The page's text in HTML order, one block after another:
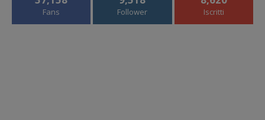
Fans Follower Iscritti